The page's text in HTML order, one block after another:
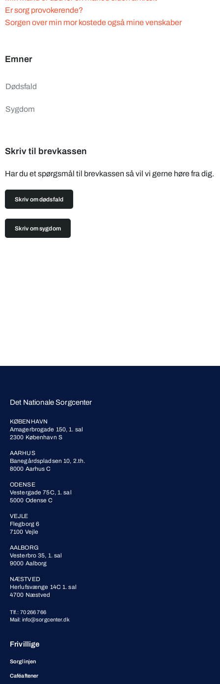
Er sorg provokerende?
Sorgen over min mor kostede også mine venskaber
Emner
Dødsfald
Sygdom
Skriv til brevkassen
Har du et spørgsmål til brevkassen så vil vi gerne høre fra dig.
Skriv om dødsfald
Skriv om sygdom
Det Nationale Sorgcenter
KØBENHAVN
Amagerbrogade 150, 1. sal
2300 København S
AARHUS
Banegårdspladsen 10, 2.th.
8000 Aarhus C
ODENSE
Vestergade 75C, 1. sal
5000 Odense C
VEJLE
Flegborg 6
7100 Vejle
AALBORG
Vesterbro 35, 1. sal
9000 Aalborg
NÆSTVED
Herlufsvænge 14C 1. sal
4700 Næstved
Tlf.: 70 266 766
Mail: info@sorgcenter.dk
Frivillige
Sorglinjen
Caféaftener